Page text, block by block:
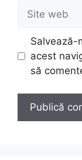
Site
web
Salvează-
acest
să